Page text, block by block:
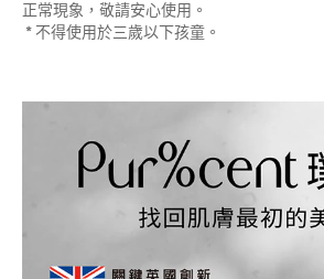
正常現象，敬請安心使用。
* 不得使用於三歲以下孩童。